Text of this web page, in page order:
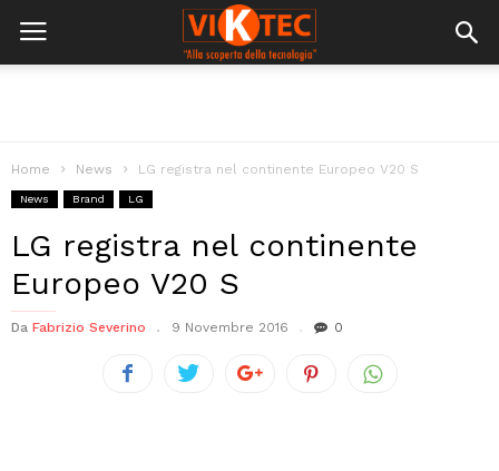
Home News LG registra nel continente Europeo V20 S
News Brand LG
LG registra nel continente
Europeo V20 S
Da Fabrizio Severino 9 Novembre 2016 0